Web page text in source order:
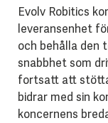
Evolv Robitics
leveransenhet
och behålla den
snabbhet som
fortsatt att
bidrar med sin
koncernens